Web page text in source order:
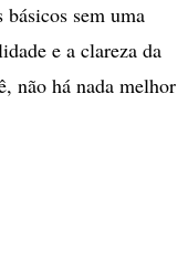
básicos sem uma
e a clareza da
não há nada melhor